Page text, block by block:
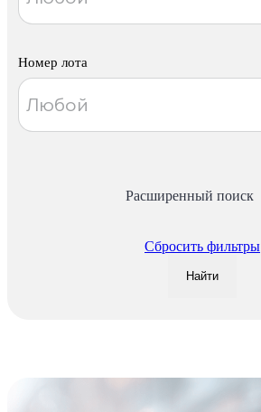
Номер лота
Расширенный поиск
Сбросить фильтры
Найти